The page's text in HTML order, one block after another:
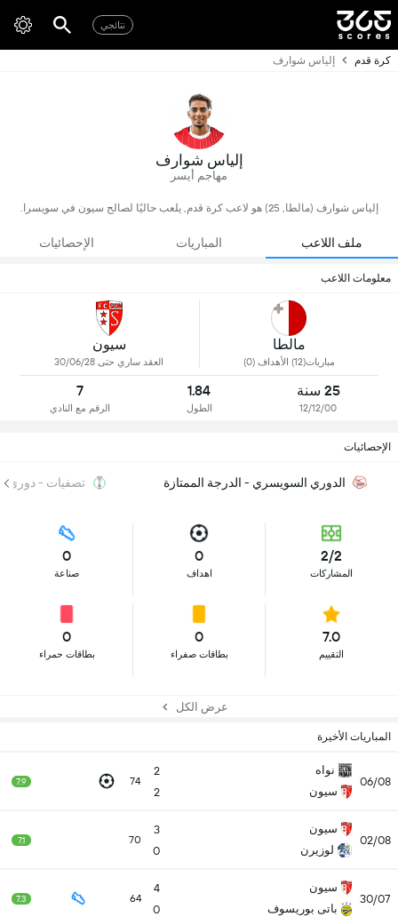
نتائجي
كرة قدم إلياس شوارف
إلياس شوارف
مهاجم أيسر
إلياس شوارف (مالطا, 25) هو لاعب كرة قدم, يلعب حاليًا لصالح سيون في سويسرا.
ملف اللاعب المباريات الإحصائيات
معلومات اللاعب
مالطا
مباريات(12) الأهداف (0)
سيون
العقد ساري حتى 30/06/28
25 سنة
12/12/00
1.84
الطول
7
الرقم مع النادي
الإحصائيات
الدوري السويسري - الدرجة الممتازة تصفيات - دوري
2/2
المشاركات
0
اهداف
0
صناعة
7.0
التقييم
0
بطاقات صفراء
0
بطاقات حمراء
عرض الكل
المباريات الأخيرة
06/08
نواه
سيون
2
2
74
7.9
02/08
سيون
لوزيرن
3
0
70
7.1
30/07
سيون
باتى بوريسوف
4
0
64
7.3